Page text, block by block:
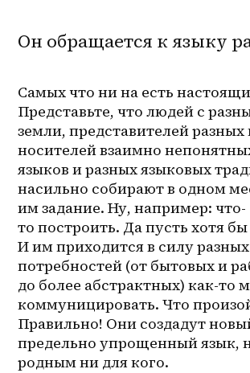
Он обращается к языку
Самых что ни на есть
Представьте, что людей с
земли, представителей разных
носителей взаимно
языков и разных языковых
насильно собирают в одном
им задание. Ну, например: что-
то построить. Да пусть хотя
И им приходится в силу разных
потребностей (от бытовых и
до более абстрактных) как-то
коммуницировать. Что
Правильно! Они создадут
предельно упрощенный язык,
родным ни для кого.